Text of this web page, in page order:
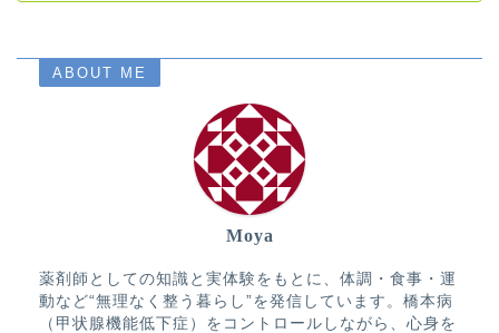
ABOUT ME
Moya
薬剤師としての知識と実体験をもとに、体調・食事・運
動など“無理なく整う暮らし”を発信しています。橋本病
（甲状腺機能低下症）をコントロールしながら、心身を